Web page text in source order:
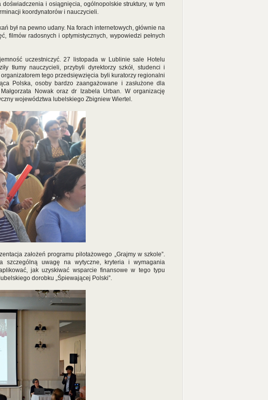
doświadczenia i osiągnięcia, ogólnopolskie struktury, w tym
koordynatorów i nauczycieli.
był na pewno udany. Na forach internetowych, głównie na
filmów radosnych i optymistycznych, wypowiedzi pełnych
uczestniczyć. 27 listopada w Lublinie sale Hotelu
tłumy nauczycieli, przybyli dyrektorzy szkół, studenci i
tego przedsięwzięcia byli kuratorzy regionalni
Polska, osoby bardzo zaangażowane i zasłużone dla
Nowak oraz dr Izabela Urban. W organizację
województwa lubelskiego Zbigniew Wiertel.
założeń programu pilotażowego „Grajmy w szkole”.
szczególną uwagę na wytyczne, kryteria i wymagania
jak uzyskiwać wsparcie finansowe w tego typu
dorobku „Śpiewającej Polski”.